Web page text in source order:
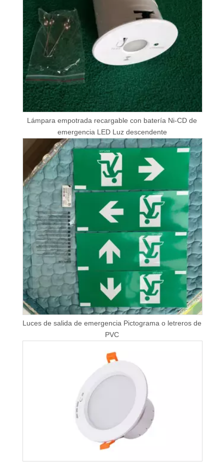
Lámpara empotrada recargable con batería Ni-CD de
emergencia LED Luz descendente
Luces de salida de emergencia Pictograma o letreros de
PVC